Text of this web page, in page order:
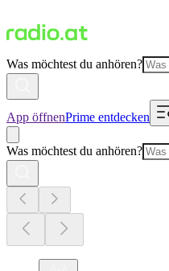
Was möchtest du anhören?
App öffnenPrime entdecken
Was möchtest du anhören?